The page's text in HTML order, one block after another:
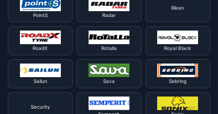
PointS Radar
Riken
RoadX Rotalla Royal Black
Sailun Sava Sebring
Security